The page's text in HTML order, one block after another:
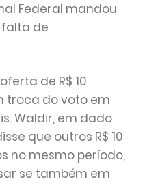
Federal mandou
falta de
de R$ 10
troca do voto em
Waldir, em dado
que outros R$ 10
no mesmo período,
se também em